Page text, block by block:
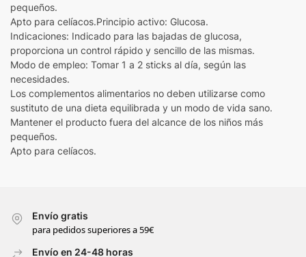
pequeños.
Apto para celíacos.Principio activo: Glucosa.
Indicaciones: Indicado para las bajadas de glucosa,
proporciona un control rápido y sencillo de las mismas.
Modo de empleo: Tomar 1 a 2 sticks al día, según las
necesidades.
Los complementos alimentarios no deben utilizarse como
sustituto de una dieta equilibrada y un modo de vida sano.
Mantener el producto fuera del alcance de los niños más
pequeños.
Apto para celíacos.
Envío gratis
para pedidos superiores a 59€
Envío en 24-48 horas